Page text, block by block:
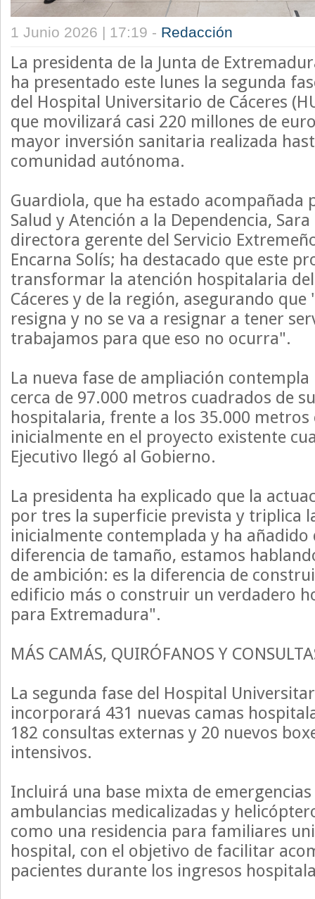
1 Junio 2026 | 17:19 - Redacción
La presidenta de la Junta de
ha presentado este lunes la segunda
del Hospital Universitario de Cáceres
que movilizará casi 220 millones de
mayor inversión sanitaria realizada
comunidad autónoma.
Guardiola, que ha estado acompañada
Salud y Atención a la Dependencia, Sara
directora gerente del Servicio Extremeño
Encarna Solís; ha destacado que este
transformar la atención hospitalaria
Cáceres y de la región, asegurando
resigna y no se va a resignar a tener
trabajamos para que eso no ocurra".
La nueva fase de ampliación
cerca de 97.000 metros cuadrados de
hospitalaria, frente a los 35.000
inicialmente en el proyecto existente
Ejecutivo llegó al Gobierno.
La presidenta ha explicado que la
por tres la superficie prevista y triplica
inicialmente contemplada y ha añadido
diferencia de tamaño, estamos
de ambición: es la diferencia de
edificio más o construir un verdadero
para Extremadura".
MÁS CAMÁS, QUIRÓFANOS Y
La segunda fase del Hospital
incorporará 431 nuevas camas
182 consultas externas y 20 nuevos
intensivos.
Incluirá una base mixta de
ambulancias medicalizadas y
como una residencia para familiares
hospital, con el objetivo de facilitar
pacientes durante los ingresos